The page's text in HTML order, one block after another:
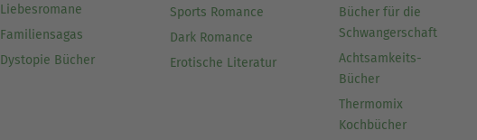
Liebesromane
Familiensagas
Dystopie Bücher
Sports Romance
Dark Romance
Erotische Literatur
Bücher für die
Schwangerschaft
Achtsamkeits-
Bücher
Thermomix
Kochbücher